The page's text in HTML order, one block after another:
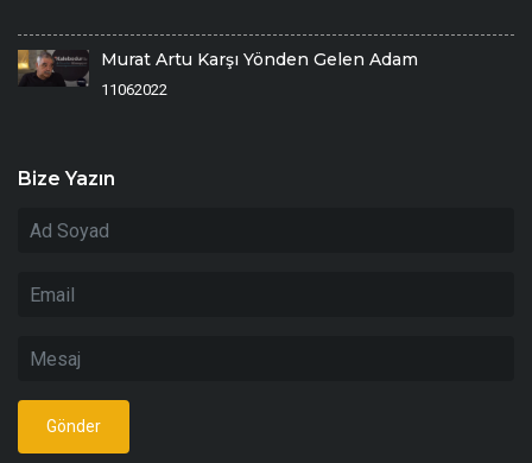
Murat Artu Karşı Yönden Gelen Adam
11062022
Bize Yazın